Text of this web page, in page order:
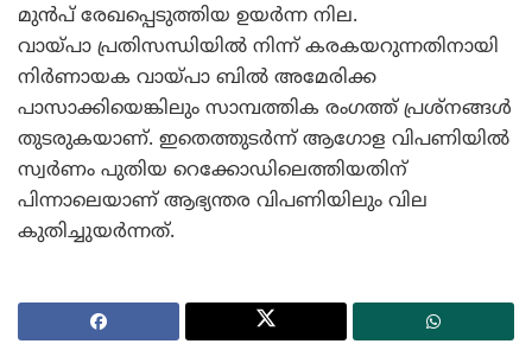
മുന്‍പ് രേഖപ്പെടുത്തിയ ഉയര്‍ന്ന നില.
വായ്പാ പ്രതിസന്ധിയില്‍ നിന്ന് കരകയറുന്നതിനായി
നിര്‍ണായക വായ്പാ ബില്‍ അമേരിക്ക
പാസാക്കിയെങ്കിലും സാമ്പത്തിക രംഗത്ത് പ്രശ്‌നങ്ങള്‍
തുടരുകയാണ്. ഇതെത്തുടര്‍ന്ന് ആഗോള വിപണിയില്‍
സ്വര്‍ണം പുതിയ റെക്കോഡിലെത്തിയതിന്
പിന്നാലെയാണ് ആഭ്യന്തര വിപണിയിലും വില
കുതിച്ചുയര്‍ന്നത്.